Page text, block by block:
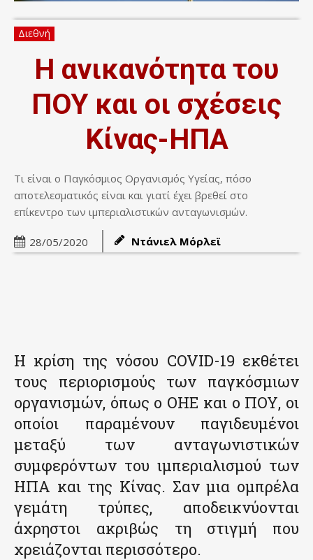
Διεθνή
Η ανικανότητα του
ΠΟΥ και οι σχέσεις
Κίνας-ΗΠΑ
Τι είναι ο Παγκόσμιος Οργανισμός Υγείας, πόσο
αποτελεσματικός είναι και γιατί έχει βρεθεί στο
επίκεντρο των ιμπεριαλιστικών ανταγωνισμών.
28/05/2020 Ντάνιελ Μόρλεϊ
Η κρίση της νόσου COVID-19 εκθέτει
τους περιορισμούς των παγκόσμιων
οργανισμών, όπως ο ΟΗΕ και ο ΠΟΥ, οι
οποίοι παραμένουν παγιδευμένοι
μεταξύ των ανταγωνιστικών
συμφερόντων του ιμπεριαλισμού των
ΗΠΑ και της Κίνας. Σαν μια ομπρέλα
γεμάτη τρύπες, αποδεικνύονται
άχρηστοι ακριβώς τη στιγμή που
χρειάζονται περισσότερο.